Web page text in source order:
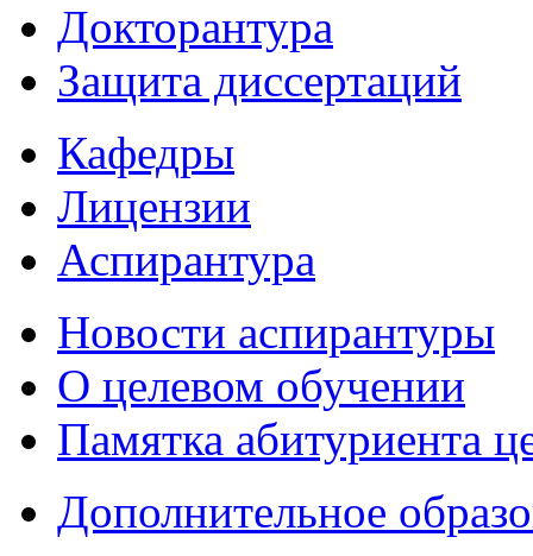
Докторантура
Защита диссертаций
Кафедры
Лицензии
Аспирантура
Новости аспирантуры
О целевом обучении
Памятка абитуриента
Дополнительное